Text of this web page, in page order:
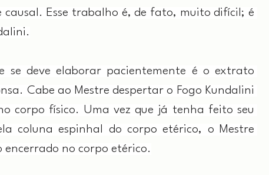
Esse trabalho é, de fato, muito difícil; é
deve elaborar pacientemente é o extrato
Cabe ao Mestre despertar o Fogo Kundalini
corpo físico. Uma vez que já tenha feito seu
coluna espinhal do corpo etérico, o Mestre
no corpo etérico.